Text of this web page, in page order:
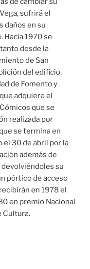
sufrirá el
daños en su
Hacia 1970 se
desde la
de San
del edificio.
de Fomento y
adquiere el
que se
realizada por
se termina en
el 30 de abril por la
además de
su
pórtico de acceso
en 1978 el
en premio Nacional
Cultura.